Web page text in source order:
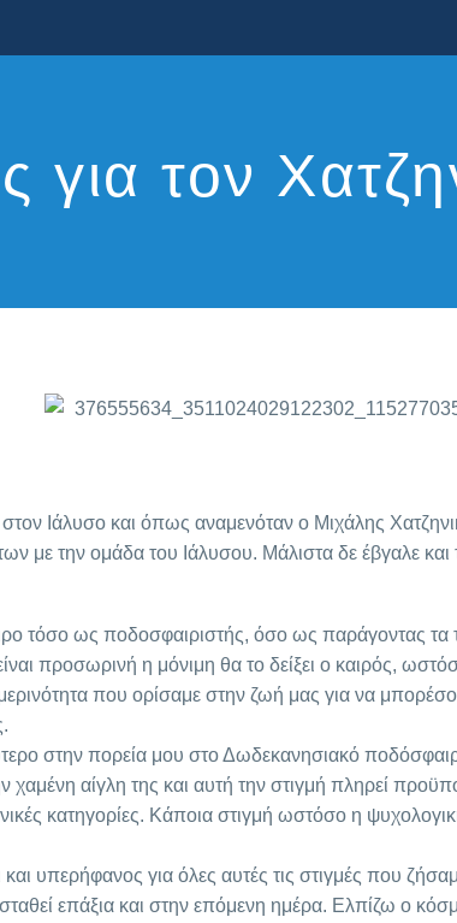
για τον
Ιάλυσο και όπως αναμενόταν ο Μιχάλης
με την ομάδα του Ιάλυσου. Μάλιστα δε έβγαλε και
τόσο ως ποδοσφαιριστής, όσο ως παράγοντας τα
προσωρινή η μόνιμη θα το δείξει ο καιρός,
που ορίσαμε στην ζωή μας για να
στην πορεία μου στο Δωδεκανησιακό
αίγλη της και αυτή την στιγμή πληρεί
κατηγορίες. Κάποια στιγμή ωστόσο η
υπερήφανος για όλες αυτές τις στιγμές που
επάξια και στην επόμενη ημέρα. Ελπίζω ο